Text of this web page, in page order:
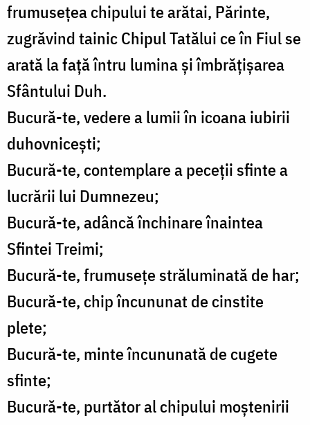
frumusețea chipului te arătai, Părinte,
zugrăvind tainic Chipul Tatălui ce în Fiul se
arată la față întru lumina și îmbrățișarea
Sfântului Duh.
Bucură-te, vedere a lumii în icoana iubirii
duhovnicești;
Bucură-te, contemplare a peceții sfinte a
lucrării lui Dumnezeu;
Bucură-te, adâncă închinare înaintea
Sfintei Treimi;
Bucură-te, frumusețe străluminată de har;
Bucură-te, chip încununat de cinstite
plete;
Bucură-te, minte încununată de cugete
sfinte;
Bucură-te, purtător al chipului moștenirii